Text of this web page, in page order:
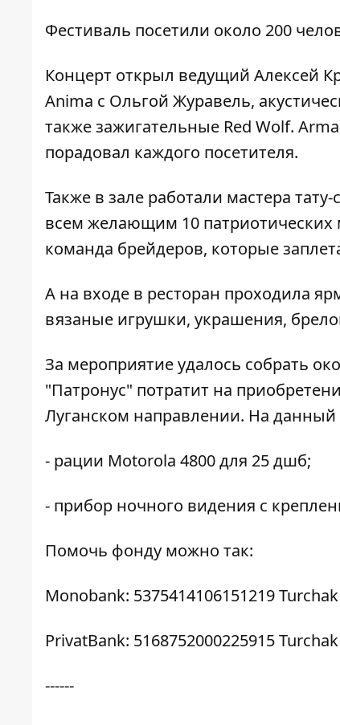
Фестиваль посетили около 200
Концерт открыл ведущий Алексей
Anima с Ольгой Журавель,
также зажигательные Red Wolf.
порадовал каждого посетителя.
Также в зале работали мастера
всем желающим 10 патриотических
команда брейдеров, которые
А на входе в ресторан проходила
вязаные игрушки, украшения,
За мероприятие удалось собрать
"Патронус" потратит на
Луганском направлении. На
- рации Motorola 4800 для 25 дшб;
- прибор ночного видения с
Помочь фонду можно так:
Monobank: 5375414106151219
PrivatBank: 5168752000225915
------